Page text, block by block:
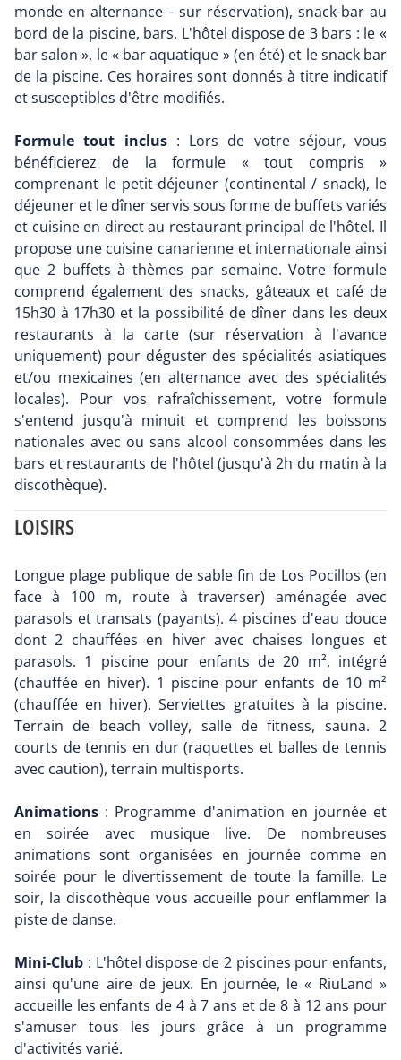
monde en alternance - sur réservation), snack-bar au
bord de la piscine, bars. L'hôtel dispose de 3 bars : le «
bar salon », le « bar aquatique » (en été) et le snack bar
de la piscine. Ces horaires sont donnés à titre indicatif
et susceptibles d'être modifiés.
Formule tout inclus : Lors de votre séjour, vous
bénéficierez de la formule « tout compris »
comprenant le petit-déjeuner (continental / snack), le
déjeuner et le dîner servis sous forme de buffets variés
et cuisine en direct au restaurant principal de l'hôtel. Il
propose une cuisine canarienne et internationale ainsi
que 2 buffets à thèmes par semaine. Votre formule
comprend également des snacks, gâteaux et café de
15h30 à 17h30 et la possibilité de dîner dans les deux
restaurants à la carte (sur réservation à l'avance
uniquement) pour déguster des spécialités asiatiques
et/ou mexicaines (en alternance avec des spécialités
locales). Pour vos rafraîchissement, votre formule
s'entend jusqu'à minuit et comprend les boissons
nationales avec ou sans alcool consommées dans les
bars et restaurants de l'hôtel (jusqu'à 2h du matin à la
discothèque).
LOISIRS
Longue plage publique de sable fin de Los Pocillos (en
face à 100 m, route à traverser) aménagée avec
parasols et transats (payants). 4 piscines d'eau douce
dont 2 chauffées en hiver avec chaises longues et
parasols. 1 piscine pour enfants de 20 m², intégré
(chauffée en hiver). 1 piscine pour enfants de 10 m²
(chauffée en hiver). Serviettes gratuites à la piscine.
Terrain de beach volley, salle de fitness, sauna. 2
courts de tennis en dur (raquettes et balles de tennis
avec caution), terrain multisports.
Animations : Programme d'animation en journée et
en soirée avec musique live. De nombreuses
animations sont organisées en journée comme en
soirée pour le divertissement de toute la famille. Le
soir, la discothèque vous accueille pour enflammer la
piste de danse.
Mini-Club : L'hôtel dispose de 2 piscines pour enfants,
ainsi qu'une aire de jeux. En journée, le « RiuLand »
accueille les enfants de 4 à 7 ans et de 8 à 12 ans pour
s'amuser tous les jours grâce à un programme
d'activités varié.